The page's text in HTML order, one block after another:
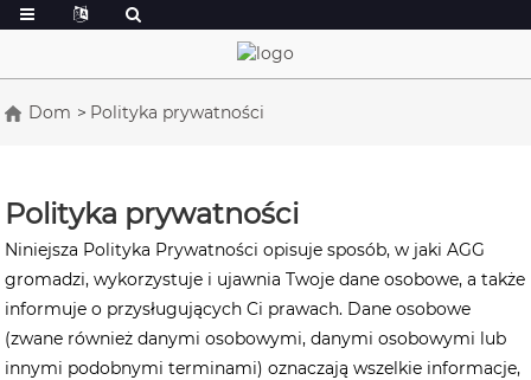
Dom Polityka prywatności
Polityka prywatności
Niniejsza Polityka Prywatności opisuje sposób, w jaki AGG
gromadzi, wykorzystuje i ujawnia Twoje dane osobowe, a także
informuje o przysługujących Ci prawach. Dane osobowe
(zwane również danymi osobowymi, danymi osobowymi lub
innymi podobnymi terminami) oznaczają wszelkie informacje,